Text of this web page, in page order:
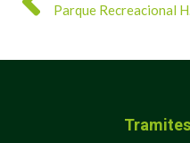
Parque